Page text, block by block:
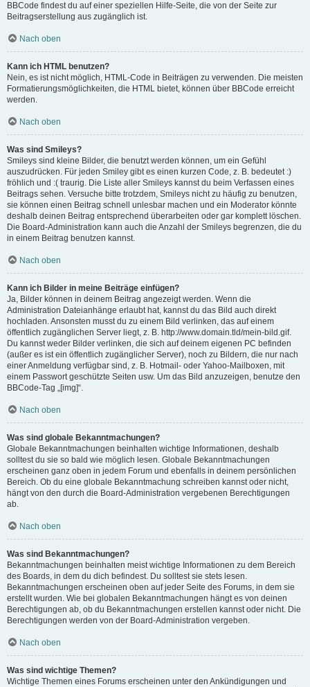
BBCode findest du auf einer speziellen Hilfe-Seite, die von der Seite zur
Beitragserstellung aus zugänglich ist.
Nach oben
Kann ich HTML benutzen?
Nein, es ist nicht möglich, HTML-Code in Beiträgen zu verwenden. Die meisten
Formatierungsmöglichkeiten, die HTML bietet, können über BBCode erreicht
werden.
Nach oben
Was sind Smileys?
Smileys sind kleine Bilder, die benutzt werden können, um ein Gefühl
auszudrücken. Für jeden Smiley gibt es einen kurzen Code, z. B. bedeutet :)
fröhlich und :( traurig. Die Liste aller Smileys kannst du beim Verfassen eines
Beitrags sehen. Versuche bitte trotzdem, Smileys nicht zu häufig zu benutzen,
sie können einen Beitrag schnell unlesbar machen und ein Moderator könnte
deshalb deinen Beitrag entsprechend überarbeiten oder gar komplett löschen.
Die Board-Administration kann auch die Anzahl der Smileys begrenzen, die du
in einem Beitrag benutzen kannst.
Nach oben
Kann ich Bilder in meine Beiträge einfügen?
Ja, Bilder können in deinem Beitrag angezeigt werden. Wenn die
Administration Dateianhänge erlaubt hat, kannst du das Bild auch direkt
hochladen. Ansonsten musst du zu einem Bild verlinken, das auf einem
öffentlich zugänglichen Server liegt, z. B. http://www.domain.tld/mein-bild.gif.
Du kannst weder Bilder verlinken, die sich auf deinem eigenen PC befinden
(außer es ist ein öffentlich zugänglicher Server), noch zu Bildern, die nur nach
einer Anmeldung verfügbar sind, z. B. Hotmail- oder Yahoo-Mailboxen, mit
einem Passwort geschützte Seiten usw. Um das Bild anzuzeigen, benutze den
BBCode-Tag „[img]“.
Nach oben
Was sind globale Bekanntmachungen?
Globale Bekanntmachungen beinhalten wichtige Informationen, deshalb
solltest du sie so bald wie möglich lesen. Globale Bekanntmachungen
erscheinen ganz oben in jedem Forum und ebenfalls in deinem persönlichen
Bereich. Ob du eine globale Bekanntmachung schreiben kannst oder nicht,
hängt von den durch die Board-Administration vergebenen Berechtigungen
ab.
Nach oben
Was sind Bekanntmachungen?
Bekanntmachungen beinhalten meist wichtige Informationen zu dem Bereich
des Boards, in dem du dich befindest. Du solltest sie stets lesen.
Bekanntmachungen erscheinen oben auf jeder Seite des Forums, in dem sie
erstellt wurden. Wie bei globalen Bekanntmachungen hängt es von deinen
Berechtigungen ab, ob du Bekanntmachungen erstellen kannst oder nicht. Die
Berechtigungen werden von der Board-Administration vergeben.
Nach oben
Was sind wichtige Themen?
Wichtige Themen eines Forums erscheinen unter den Ankündigungen und